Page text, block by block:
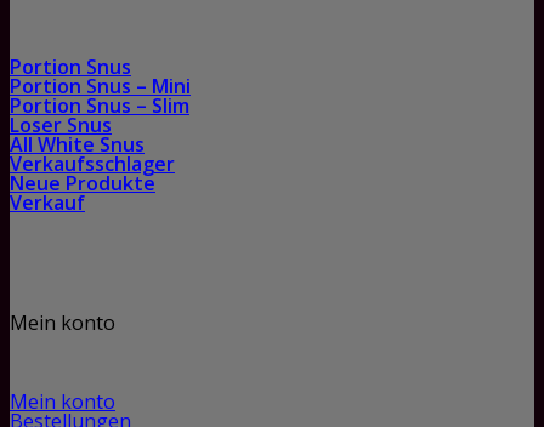
Portion Snus
Portion Snus – Mini
Portion Snus – Slim
Loser Snus
All White Snus
Verkaufsschlager
Neue Produkte
Verkauf
Mein konto
Mein konto
Bestellungen